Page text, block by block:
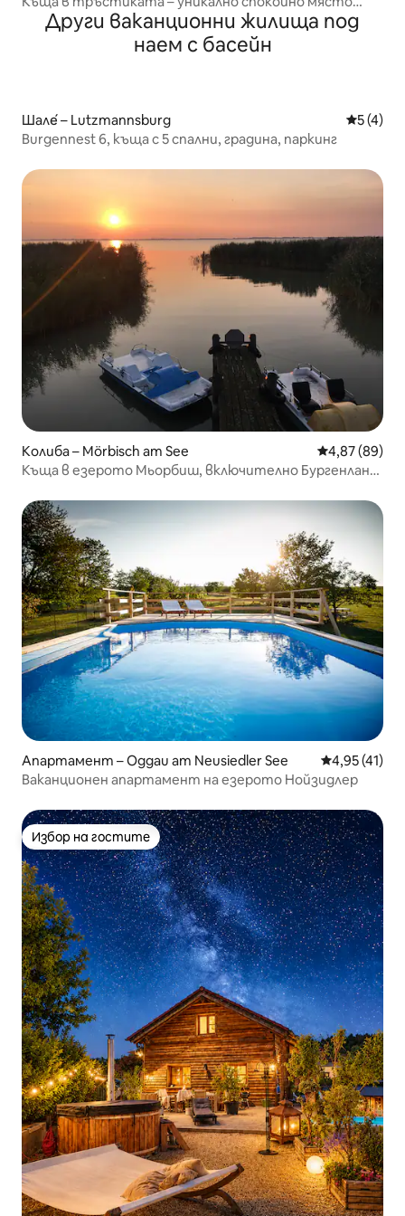
край езерото
Други ваканционни жилища под
наем с басейн
Шале́ – Lutzmannsburg Средна
5 (4)
Burgennest 6, къща с 5 спални, градина, паркинг
Колиба – Mörbisch am See Средна
4,87 (89)
Къща в езерото Мьорбиш, включително Бургенланд
Апартамент – Oggau am Neusiedler See Средна
4,95 (41)
Ваканционен апартамент на езерото Нойзидлер
Избор на гостите
Избор на гостите